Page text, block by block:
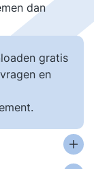
dan
gratis
en